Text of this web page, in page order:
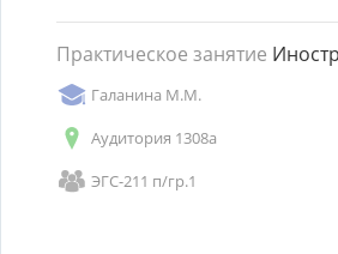
Практическое занятие
Галанина М.М.
Аудитория 1308а
ЭГС-211 п/гр.1